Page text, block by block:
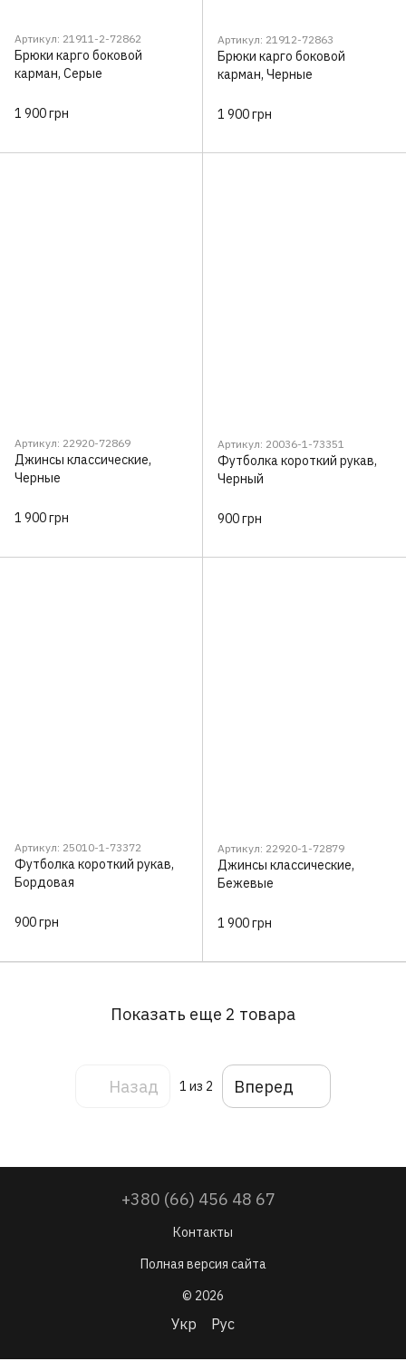
Артикул: 21911-2-72862
Брюки карго боковой
карман, Серые
1 900 грн
Артикул: 21912-72863
Брюки карго боковой
карман, Черные
1 900 грн
Артикул: 22920-72869
Джинсы классические,
Черные
1 900 грн
Артикул: 20036-1-73351
Футболка короткий рукав,
Черный
900 грн
Артикул: 25010-1-73372
Футболка короткий рукав,
Бордовая
900 грн
Артикул: 22920-1-72879
Джинсы классические,
Бежевые
1 900 грн
Показать еще 2 товара
Назад 1 из 2 Вперед
+380 (66) 456 48 67
Контакты
Полная версия сайта
© 2026
Укр Рус